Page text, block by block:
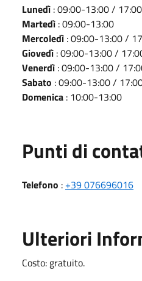
Lunedì : 09:00-13:00 /
Martedì : 09:00-13:00
Mercoledì : 09:00-13:00 /
Giovedì : 09:00-13:00 /
Venerdì : 09:00-13:00 /
Sabato : 09:00-13:00 /
Domenica : 10:00-13:00
Punti di
Telefono : +39 076696016
Ulteriori
Costo: gratuito.